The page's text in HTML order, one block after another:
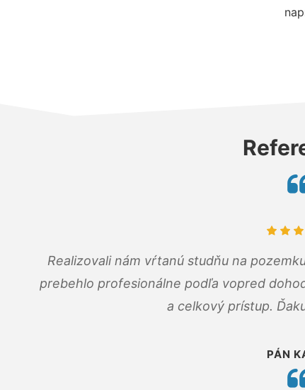
Realizovali nám vŕtanú studňu na
prebehlo profesionálne podľa vopred
a celkový prístup.
PÁN